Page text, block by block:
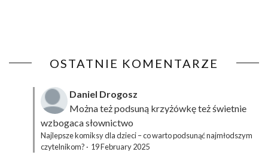
OSTATNIE KOMENTARZE
Daniel Drogosz
Można też podsuną krzyżówkęteż świetnie
wzbogaca słownictwo
Najlepsze komiksy dla dzieci – co warto podsunąć najmłodszym
czytelnikom? · 19 February 2025